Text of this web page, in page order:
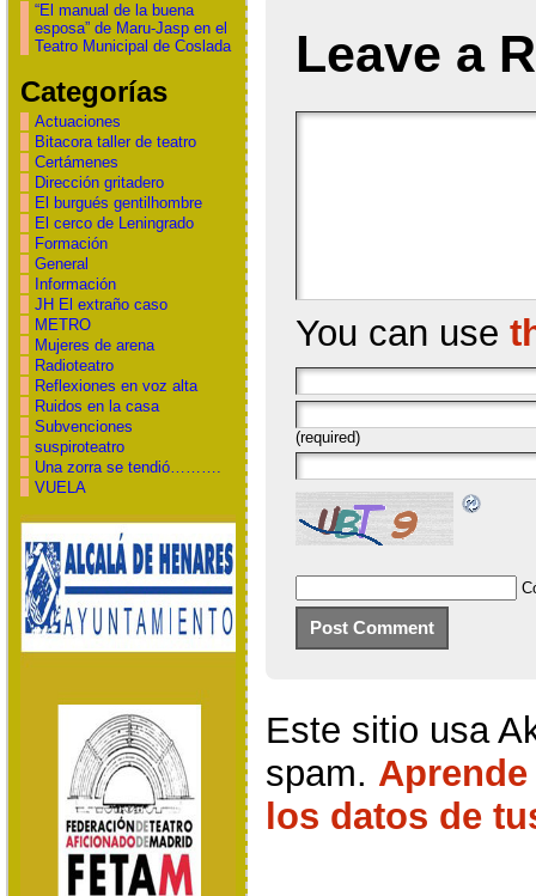
“El manual de la buena
esposa” de Maru-Jasp en el
Teatro Municipal de Coslada
Categorías
Actuaciones
Bitacora taller de teatro
Certámenes
Dirección gritadero
El burgués gentilhombre
El cerco de Leningrado
Formación
General
Información
JH El extraño caso
METRO
Mujeres de arena
Radioteatro
Reflexiones en voz alta
Ruidos en la casa
Subvenciones
suspiroteatro
Una zorra se tendió……….
VUELA
Leave a
You can use
(required)
Este sitio usa
spam.
los datos de